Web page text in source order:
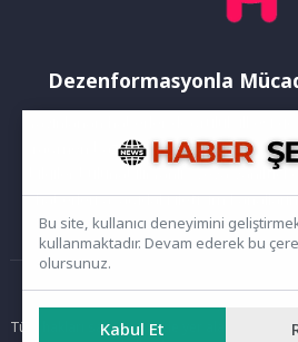
Dezenformasyonla
Yayınlanan haberler doğruluk ilkesi
rağmen bazı içeriklerde eksik,
bilgiler bulunabilir.Yanlış veya
haberleri aşağıdaki iletişim
Ana Sayfa
Tüm hakları saklıdır. Sitede yer alan içerikler
Bu site, kullanıcı deneyimini
kullanmaktadır. Devam ederek bu
olursunuz.
Kabul Et